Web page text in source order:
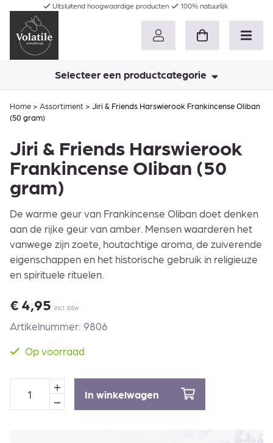
Uitsluitend hoogwaardige producten 100% natuurlijk
Selecteer een productcategorie
Home > Assortiment > Jiri & Friends Harswierook Frankincense Oliban
(50 gram)
Jiri & Friends Harswierook
Frankincense Oliban (50
gram)
De warme geur van Frankincense Oliban doet denken
aan de rijke geur van amber. Mensen waarderen het
vanwege zijn zoete, houtachtige aroma, de zuiverende
eigenschappen en het historische gebruik in religieuze
en spirituele rituelen.
€ 4,95 incl. btw
Artikelnummer: 9806
Op voorraad
In winkelwagen